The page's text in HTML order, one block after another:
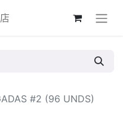
#2 (96 UNDS)